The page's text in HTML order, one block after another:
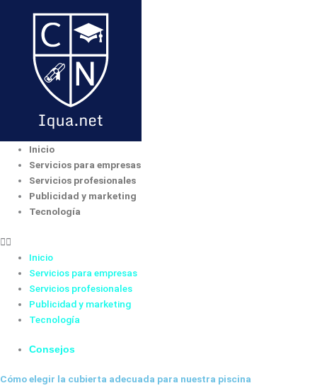
contenido
Inicio
Servicios para empresas
Servicios profesionales
Publicidad y marketing
Tecnología
Inicio
Servicios para empresas
Servicios profesionales
Publicidad y marketing
Tecnología
Consejos
Cómo elegir la cubierta adecuada para nuestra piscina